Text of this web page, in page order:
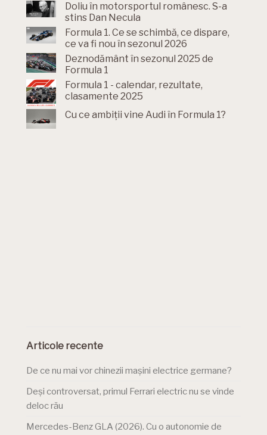
Doliu în motorsportul românesc. S-a
stins Dan Necula
Formula 1. Ce se schimbă, ce dispare,
ce va fi nou în sezonul 2026
Deznodământ în sezonul 2025 de
Formula 1
Formula 1 - calendar, rezultate,
clasamente 2025
Cu ce ambiții vine Audi în Formula 1?
Articole recente
De ce nu mai vor chinezii mașini electrice germane?
Deși controversat, primul Ferrari electric nu se vinde
deloc rău
Mercedes-Benz GLA (2026). Cu o autonomie de